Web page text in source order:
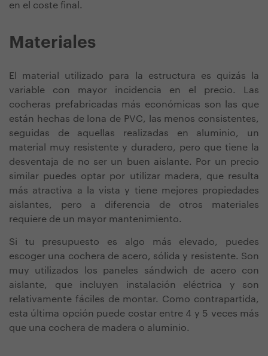
en el coste final.
Materiales
El material utilizado para la estructura es quizás la
variable con mayor incidencia en el precio. Las
cocheras prefabricadas más económicas son las que
están hechas de lona de PVC, las menos consistentes,
seguidas de aquellas realizadas en aluminio, un
material muy resistente y duradero, pero que tiene la
desventaja de no ser un buen aislante. Por un precio
similar puedes optar por utilizar madera, que resulta
más atractiva a la vista y tiene mejores propiedades
aislantes, pero a diferencia de otros materiales
requiere de un mayor mantenimiento.
Si tu presupuesto es algo más elevado, puedes
escoger una cochera de acero, sólida y resistente. Son
muy utilizados los paneles sándwich de acero con
aislante, que incluyen instalación eléctrica y son
relativamente fáciles de montar. Como contrapartida,
esta última opción puede costar entre 4 y 5 veces más
que una cochera de madera o aluminio.